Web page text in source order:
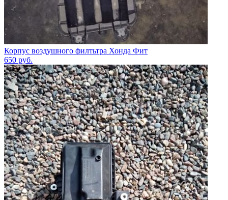
Корпус воздушного филтьтра Хонда Фит
650 руб.